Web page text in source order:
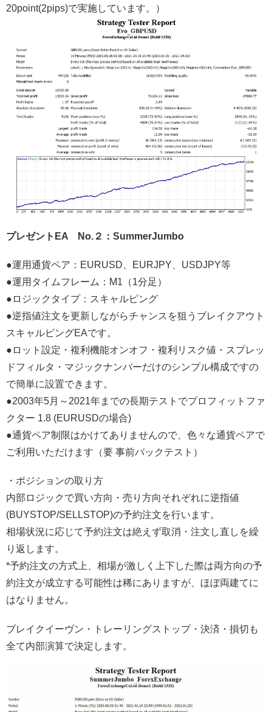
20point(2pips)で実施しています。）
プレゼントEA No.２：SummerJumbo
●運用通貨ペア：EURUSD、EURJPY、USDJPY等
●運用タイムフレーム：M1（1分足）
●ロジックタイプ：スキャルピング
●逆指値注文を更新しながらチャンスを狙うブレイクアウト
スキャルピングEAです。
●ロット設定・複利機能オンオフ・複利リスク値・スプレッ
ドフィルタ・マジックナンバーだけのシンプル構成ですの
で簡単に設置できます。
●2003年5月～2021年までの長期テストでプロフィットファ
クター 1.8 (EURUSDの場合)
●通貨ペア制限はかけてありませんので、色々な通貨ペアで
ご利用いただけます（要 事前バックテスト）
・ポジションの取り方
内部ロジックで買い方向・売り方向それぞれに逆指値
(BUYSTOP/SELLSTOP)の予約注文を行います。
相場状況に応じて予約注文は絶えず取消・注文し直しを繰
り返します。
*予約注文の方式上、相場が激しく上下した際は両方向の予
約注文が成立する可能性は稀にありますが、ほぼ両建てに
はなりません。
ブレイクイーヴン・トレーリングストップ・決済・損切も
全て内部演算で決定します。